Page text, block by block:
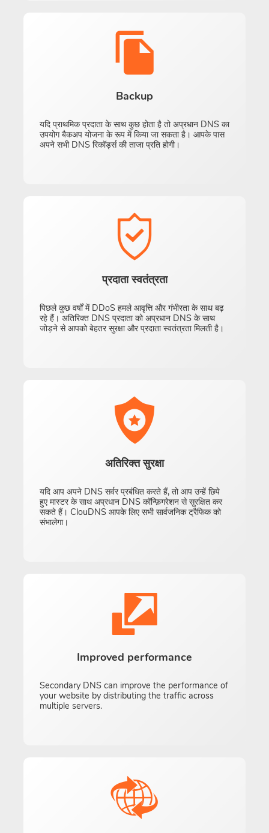
Backup
यदि प्राथमिक प्रदाता के साथ कुछ होता है तो अप्रधान DNS का
उपयोग बैकअप योजना के रूप में किया जा सकता है। आपके पास
अपने सभी DNS रिकॉर्ड्स की ताजा प्रति होगी।
प्रदाता स्वतंत्रता
पिछले कुछ वर्षों में DDoS हमले आवृत्ति और गंभीरता के साथ बढ़
रहे हैं। अतिरिक्त DNS प्रदाता को अप्रधान DNS के साथ
जोड़ने से आपको बेहतर सुरक्षा और प्रदाता स्वतंत्रता मिलती है।
अतिरिक्त सुरक्षा
यदि आप अपने DNS सर्वर प्रबंधित करते हैं, तो आप उन्हें छिपे
हुए मास्टर के साथ अप्रधान DNS कॉन्फ़िगरेशन से सुरक्षित कर
सकते हैं। ClouDNS आपके लिए सभी सार्वजनिक ट्रैफिक को
संभालेगा।
Improved performance
Secondary DNS can improve the performance of
your website by distributing the traffic across
multiple servers.